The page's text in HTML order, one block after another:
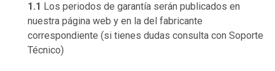
1.1 Los periodos de garantía serán publicados en
nuestra página web y en la del fabricante
correspondiente (si tienes dudas consulta con Soporte
Técnico)